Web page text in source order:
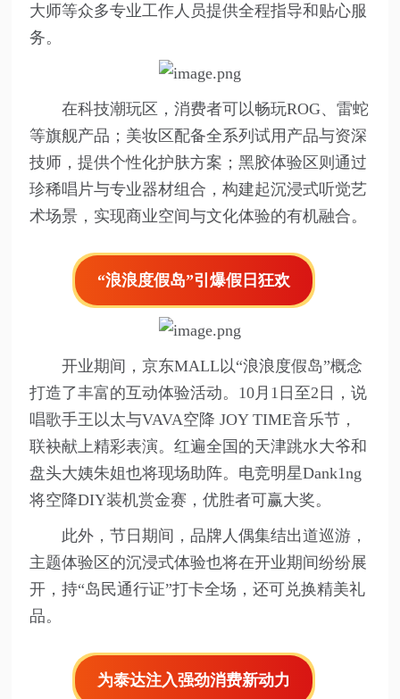
大师等众多专业工作人员提供全程指导和贴心服
务。
在科技潮玩区，消费者可以畅玩ROG、雷蛇
等旗舰产品；美妆区配备全系列试用产品与资深
技师，提供个性化护肤方案；黑胶体验区则通过
珍稀唱片与专业器材组合，构建起沉浸式听觉艺
术场景，实现商业空间与文化体验的有机融合。
“浪浪度假岛”引爆假日狂欢
开业期间，京东MALL以“浪浪度假岛”概念
打造了丰富的互动体验活动。10月1日至2日，说
唱歌手王以太与VAVA空降 JOY TIME音乐节，
联袂献上精彩表演。红遍全国的天津跳水大爷和
盘头大姨朱姐也将现场助阵。电竞明星Dank1ng
将空降DIY装机赏金赛，优胜者可赢大奖。
此外，节日期间，品牌人偶集结出道巡游，
主题体验区的沉浸式体验也将在开业期间纷纷展
开，持“岛民通行证”打卡全场，还可兑换精美礼
品。
为泰达注入强劲消费新动力